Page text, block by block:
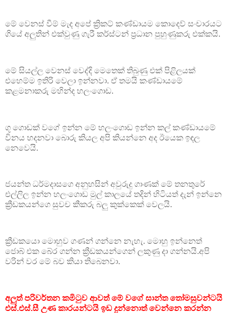
මේ වෙනස් වීම් මැද අපේ ක්‍රිකට් කණ්ඩායම කොදෙව් සංචාරයට
ගියේ අලුතින් එක්වුණු ගැරී කර්ස්ටන් ප්‍රධාන පුහුණුකරු එක්කයි.
මේ සියල්ල වෙනස් වෙද්දි මෙතෙක් තිබුණු එක් පිළිලයක්
එහෙම්ම ඉතිරි වෙලා ඉන්නවා. ඒ තමයි කණ්ඩායමේ
කළමනාකරු මහින්ද හලංගොඩ.
ගූ ගොඩක් වගේ ඉන්න මේ හලංගොඩ ඉන්න කල් කණ්ඩායමේ
විනය හදනවා බොරු කියල අපි කියන්නෙ අද ඊයෙක ඉ‍ඳල
නෙවෙයි.
ජයන්ත ධර්මදාසගෙ අනුහසින් අවුරුදු ගාණක් මේ තනතුරේ
එල්ලිල ඉන්න හලංගොඩ මුල් කාලයේ තදින් හිටියත් දැන් ඉන්නෙ
ක්‍රීඩකයන්ගෙ සුවච කීකරු බලු කුක්කෙක් වෙලයි.
ක්‍රීඩකයො මොහුව ගණන් ගන්නෙ නැහැ. මොහු ඉන්නෙත්
ජොබ් එක බේර ගන්න ක්‍රීඩකයන්ගෙන් ලකුණු දා ගන්නයි.අපි
වරින් වර මේ බව කියා තිබෙනවා.
අලුත් පරිවර්තන කමිටුව ආවත් මේ වගේ සාන්ත තෝමසුවන්ටයි
එස්.එස්.සී උණ කාරයන්ටයි ඉඩ දුන්නොත් වෙන්නෙ කරන්න